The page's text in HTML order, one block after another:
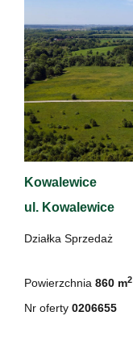
Kowalewice
ul. Kowalewice
Działka Sprzedaż
Powierzchnia 860 m2
Nr oferty 0206655